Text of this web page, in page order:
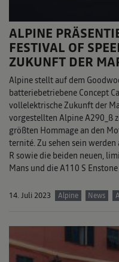
ALPINE
FESTIVAL OF
ZUKUNFT DER
Alpine stellt auf dem
batteriebetriebene Concept
vollelektrische Zukunft der
vorgestellten Alpine A290_ß
größten Hommage an den
ternité. Zu sehen sein
R sowie die beiden neuen,
Mans und die A110 S
14. Juli 2023 Alpine News